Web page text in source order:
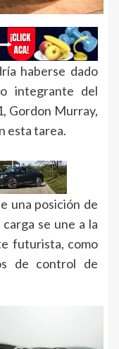
haberse dado
integrante del
Gordon Murray,
esta tarea.
una posición de
se une a la
futurista, como
de control de